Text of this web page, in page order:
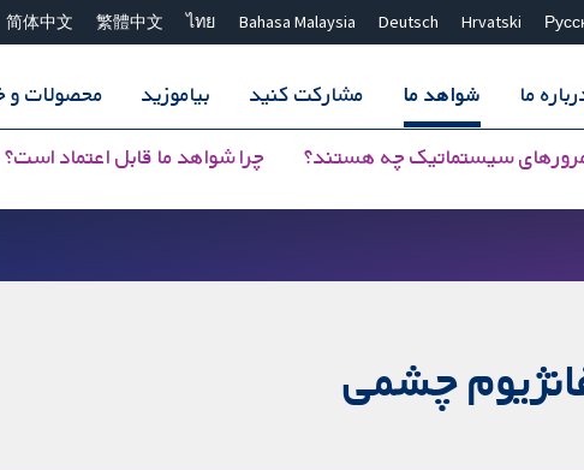
Hrvatski
Deutsch
Bahasa Malaysia
ไทย
繁體中文
简体中文
ما شواهد ما
سیستماتیک چه هستند؟ چرا شواهد ما قابل اعتماد است؟
مشارکت کنید بیاموزید محصولات و
چشمی